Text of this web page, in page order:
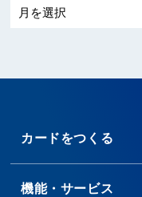
カードをつくる
機能・サービス